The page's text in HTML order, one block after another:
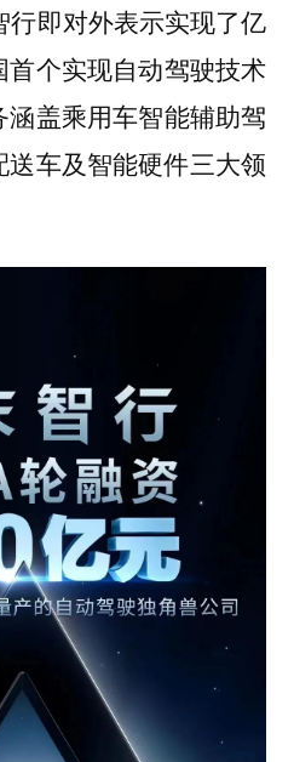
行即对外表示实现了亿
个实现自动驾驶技术
盖乘用车智能辅助驾
车及智能硬件三大领